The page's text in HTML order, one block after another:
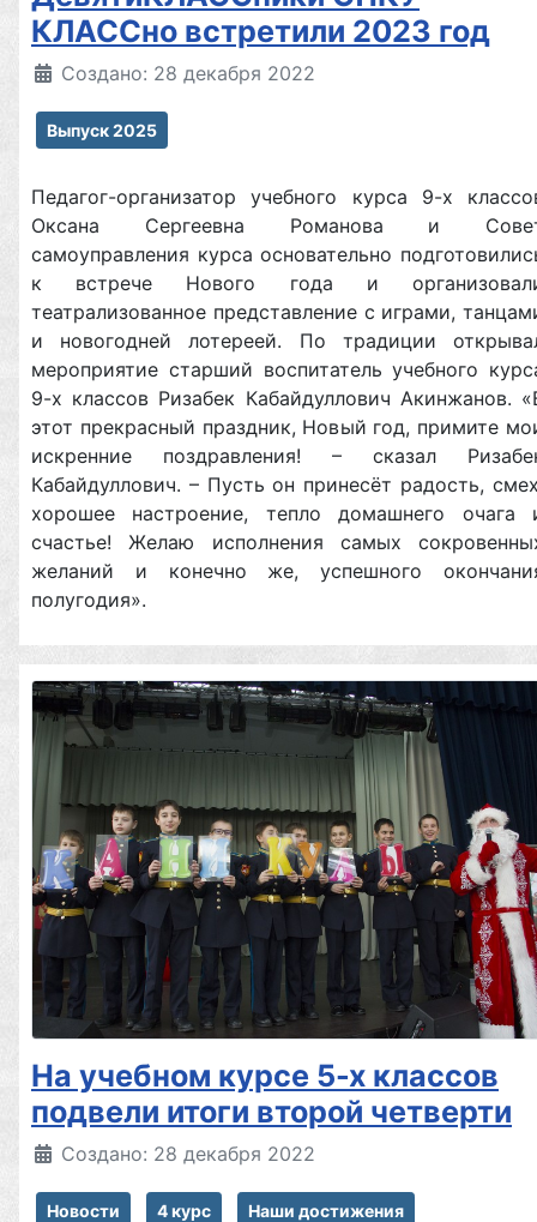
КЛАССно встретили 2023 год
Создано: 28 декабря 2022
Выпуск 2025
Педагог-организатор учебного курса 9-х
Оксана Сергеевна Романова и
самоуправления курса основательно
к встрече Нового года и
театрализованное представление с играми,
и новогодней лотереей. По традиции
мероприятие старший воспитатель учебного
9-х классов Ризабек Кабайдуллович Акинжанов.
этот прекрасный праздник, Новый год, примите
искренние поздравления! – сказал
Кабайдуллович. – Пусть он принесёт радость,
хорошее настроение, тепло домашнего очага
счастье! Желаю исполнения самых
желаний и конечно же, успешного
полугодия».
На учебном курсе 5-х классов
подвели итоги второй четверти
Создано: 28 декабря 2022
Новости 4 курс Наши достижения